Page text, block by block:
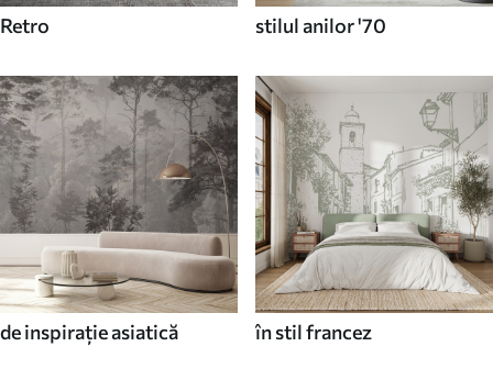
Retro stilul anilor '70
de inspirație asiatică în stil francez